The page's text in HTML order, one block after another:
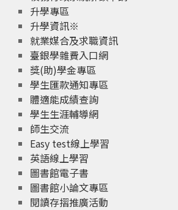
升學專區
升學資訊※
就業媒合及求職資訊
臺銀學雜費入口網
獎(助)學金專區
學生匯款通知專區
體適能成績查詢
學生生涯輔導網
師生交流
Easy test線上學習
英語線上學習
圖書館電子書
圖書館小論文專區
閱讀存摺推廣活動